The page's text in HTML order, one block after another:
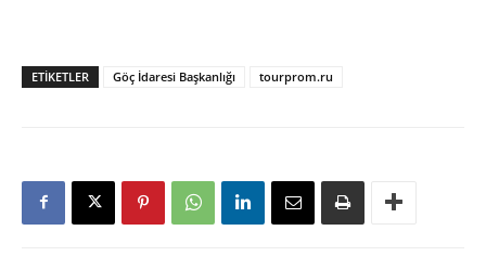
ETIKETLER Göç İdaresi Başkanlığı tourprom.ru